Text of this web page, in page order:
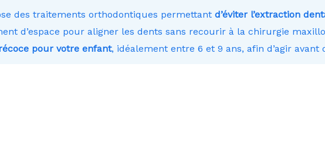
des traitements orthodontiques permettant d’éviter l’extraction
d’espace pour aligner les dents sans recourir à la chirurgie
pour votre enfant, idéalement entre 6 et 9 ans, afin d’agir avant